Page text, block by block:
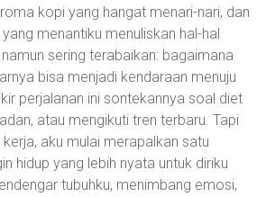
kopi yang hangat menari-nari, dan
menantiku menuliskan hal-hal
sering terabaikan: bagaimana
bisa menjadi kendaraan menuju
perjalanan ini sontekannya soal diet
atau mengikuti tren terbaru. Tapi
aku mulai merapalkan satu
hidup yang lebih nyata untuk diriku
tubuhku, menimbang emosi,